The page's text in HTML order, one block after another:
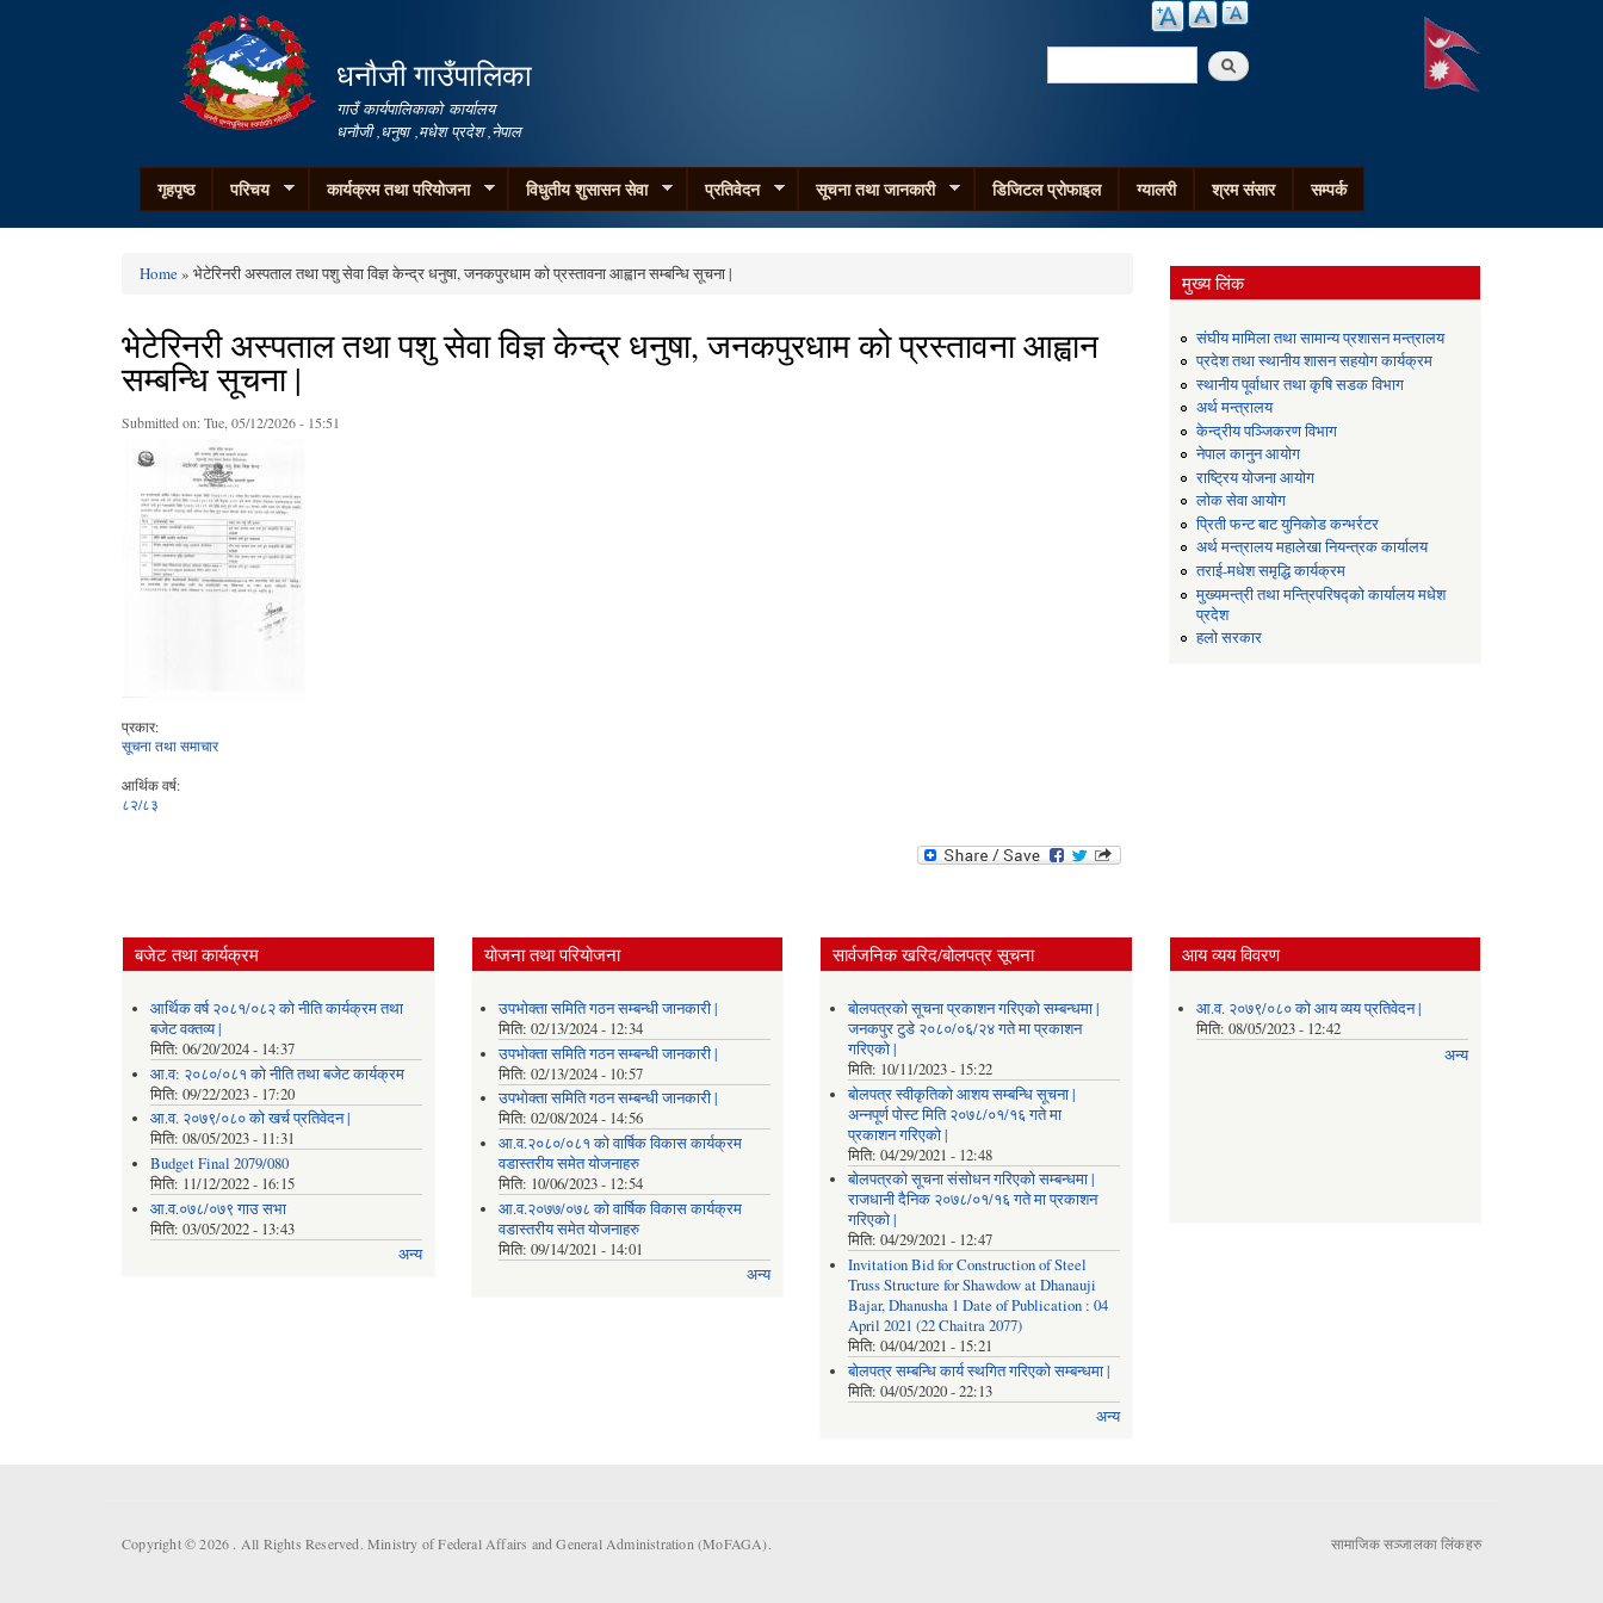
धनौजी गाउँपालिका
गाउँ कार्यपालिकाको कार्यालय
धनौजी ,धनुषा ,मधेश प्रदेश ,नेपाल
Search
गृहपृष्ठ परिचय कार्यक्रम तथा परियोजना विधुतीय शुसासन सेवा प्रतिवेदन सूचना तथा जानकारी डिजिटल प्रोफाइल ग्यालरी श्रम संसार सम्पर्क
Home» भेटेरिनरी अस्पताल तथा पशु सेवा विज्ञ केन्द्र धनुषा, जनकपुरधाम को प्रस्तावना आह्वान सम्बन्धि सूचना |
भेटेरिनरी अस्पताल तथा पशु सेवा विज्ञ केन्द्र धनुषा, जनकपुरधाम को प्रस्तावना आह्वान
सम्बन्धि सूचना |
Submitted on:Tue, 05/12/2026 - 15:51
प्रकार:
सूचना तथा समाचार
आर्थिक वर्ष:
८२/८३
मुख्य लिंक
संघीय मामिला तथा सामान्य प्रशासन मन्त्रालय
प्रदेश तथा स्थानीय शासन सहयोग कार्यक्रम
स्थानीय पूर्वाधार तथा कृषि सडक विभाग
अर्थ मन्त्रालय
केन्द्रीय पञ्जिकरण विभाग
नेपाल कानुन आयोग
राष्ट्रिय योजना आयोग
लोक सेवा आयोग
प्रिती फन्ट बाट युनिकोड कन्भर्रटर
अर्थ मन्त्रालय महालेखा नियन्त्रक कार्यालय
तराई-मधेश समृद्धि कार्यक्रम
मुख्यमन्त्री तथा मन्त्रिपरिषद्को कार्यालय मधेश
प्रदेश
हलो सरकार
बजेट तथा कार्यक्रम
आर्थिक वर्ष २०८१/०८२ को नीति कार्यक्रम तथा
बजेट वक्तव्य |
मिति: 06/20/2024 - 14:37
आ.व: २०८०/०८१ को नीति तथा बजेट कार्यक्रम
मिति: 09/22/2023 - 17:20
आ.व. २०७९/०८० को खर्च प्रतिवेदन |
मिति: 08/05/2023 - 11:31
Budget Final 2079/080
मिति: 11/12/2022 - 16:15
आ.व.०७८/०७९ गाउ सभा
मिति: 03/05/2022 - 13:43
अन्य
योजना तथा परियोजना
उपभोक्ता समिति गठन सम्बन्धी जानकारी |
मिति:02/13/2024 - 12:34
उपभोक्ता समिति गठन सम्बन्धी जानकारी |
मिति:02/13/2024 - 10:57
उपभोक्ता समिति गठन सम्बन्धी जानकारी |
मिति:02/08/2024 - 14:56
आ.व.२०८०/०८१ को वार्षिक विकास कार्यक्रम
वडास्तरीय समेत योजनाहरु
मिति: 10/06/2023 - 12:54
आ.व.२०७७/०७८ को वार्षिक विकास कार्यक्रम
वडास्तरीय समेत योजनाहरु
मिति:09/14/2021 - 14:01
अन्य
सार्वजनिक खरिद/बोलपत्र सूचना
बोलपत्रको सूचना प्रकाशन गरिएको सम्बन्धमा |
जनकपुर टुडे २०८०/०६/२४ गते मा प्रकाशन
गरिएको |
मिति: 10/11/2023 - 15:22
बोलपत्र स्वीकृतिको आशय सम्बन्धि सूचना |
अन्नपूर्ण पोस्ट मिति २०७८/०१/१६ गते मा
प्रकाशन गरिएको |
मिति: 04/29/2021 - 12:48
बोलपत्रको सूचना संसोधन गरिएको सम्बन्धमा |
राजधानी दैनिक २०७८/०१/१६ गते मा प्रकाशन
गरिएको |
मिति: 04/29/2021 - 12:47
Invitation Bid for Construction of Steel
Truss Structure for Shawdow at Dhanauji
Bajar, Dhanusha 1 Date of Publication : 04
April 2021 (22 Chaitra 2077)
मिति: 04/04/2021 - 15:21
बोलपत्र सम्बन्धि कार्य स्थगित गरिएको सम्बन्धमा |
मिति: 04/05/2020 - 22:13
अन्य
आय व्यय विवरण
आ.व. २०७९/०८० को आय व्यय प्रतिवेदन |
मिति:08/05/2023 - 12:42
अन्य
Copyright © 2026 . All Rights Reserved. Ministry of Federal Affairs and General Administration (MoFAGA). सामाजिक सञ्जालका लिंकहरु